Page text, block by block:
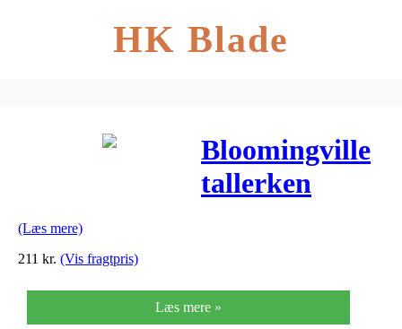
HK Blade
Bloomingville
tallerken
(Læs mere)
211 kr. (Vis fragtpris)
Læs mere »